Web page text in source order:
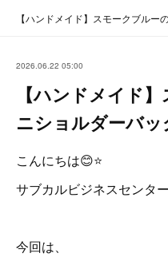
【ハンドメイド】スモークブルー
2026.06.22 05:00
【ハンドメイド
ニショルダーバッ
こんにちは😊⭐
サブカルビジネスセンタ
今回は、